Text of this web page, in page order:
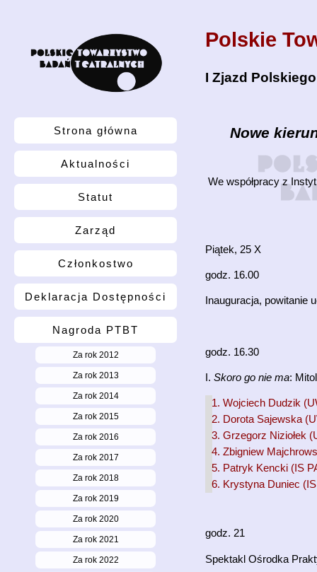
Strona główna
Aktualności
Statut
Zarząd
Członkostwo
Deklaracja Dostępności
Nagroda PTBT
Za rok 2012
Za rok 2013
Za rok 2014
Za rok 2015
Za rok 2016
Za rok 2017
Za rok 2018
Za rok 2019
Za rok 2020
Za rok 2021
Za rok 2022
Polskie
I Zjazd
Nowe
We współpracy z
Piątek, 25 X
godz. 16.00
Inauguracja, powitanie
godz. 16.30
I. Skoro go nie ma:
Wojciech Dudzik
Dorota Sajewska
Grzegorz Niziołek
Zbigniew
Patryk Kencki (IS
Krystyna Duniec
godz. 21
Spektakl Ośrodka